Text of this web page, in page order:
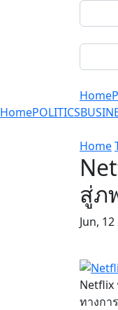
Home
HomePOLITICS
Home
สู่ภ
Jun,
Netflix
ทางการ